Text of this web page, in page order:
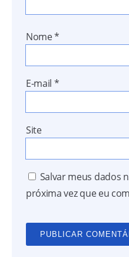
Nome*
E-mail *
Site
Salvar meus dados
próxima vez que eu